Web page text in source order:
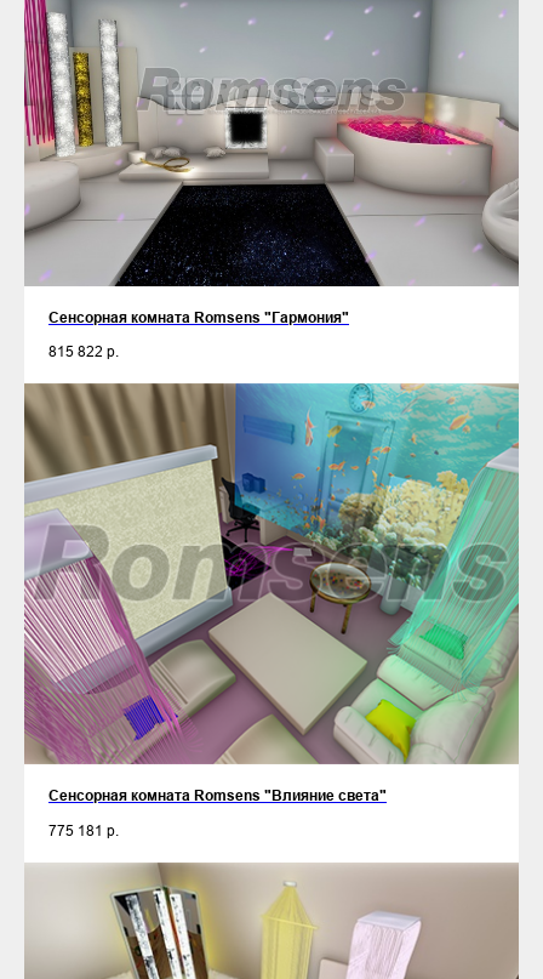
Сенсорная комната Romsens "Гармония"
815 822 р.
Сенсорная комната Romsens "Влияние света"
775 181 р.